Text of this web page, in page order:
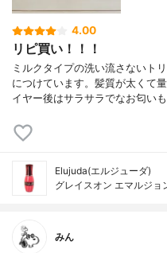
4.00
リピ買い！！！
ミルクタイプの洗い流さないト
につけています。髪質が太くて
イヤー後はサラサラでなお匂い
Elujuda(エルジューダ)
グレイスオン エマルジョ
みん